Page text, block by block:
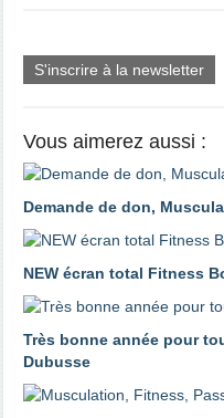
S'inscrire à la newsletter
Vous aimerez aussi :
Demande de don,
NEW écran total Fitness
Très bonne année pour
Dubusse